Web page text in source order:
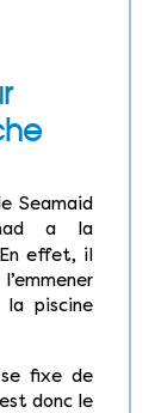
Seamaid
a la
effet, il
la piscine
fixe de
donc le